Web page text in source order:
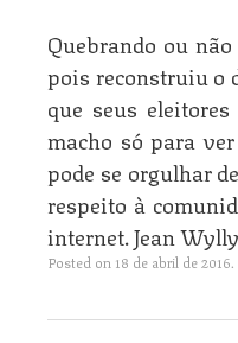
Quebrando ou
pois reconstruiu o
que seus
macho só para
pode se orgulhar
respeito à
internet. Jean
Posted on 18 de abril de 2016.